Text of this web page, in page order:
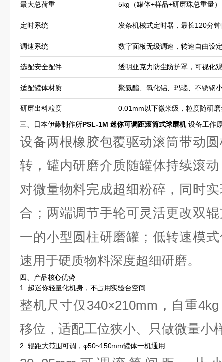
最大总荷重 5kg（罐体+样品+研磨珠总重量）
定时系统 发条机械式定时器，最长120分
调速系统 数字面板无级调速，转速自由设定
选配安全配件 透明亚克力防尘防护罩，可视化
适配罐体材质 聚氨酯、氧化铝、玛瑙、不锈钢
研磨出料粒度
0.01mm以下微米级，粒度随研
三、日本伊藤制作所PSL-1M 迷你可调距滚筒式球磨机设备工作
设备两根橡胶包覆驱动滚筒带动
转，罐内研磨介质随罐体持续滚
对微量物料完成超细粉碎，同时
合；两端调节手轮可灵活更改双
一的小型圆柱研磨罐；低转速模
速用于硬质物料深度超细研磨。
四、产品核心优势
1. 超迷你轻量化机身，不占用实验台空间
整机尺寸仅340×210mm，自重
移位，适配工位狭小、只做微量小
2. 辊距大范围可调，φ50~150mm罐体一机通用